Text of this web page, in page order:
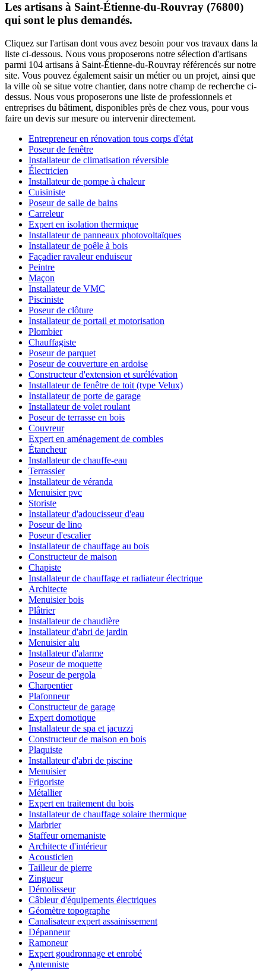
Les artisans à Saint-Étienne-du-Rouvray (76800)
qui sont le plus demandés.
Cliquez sur l'artisan dont vous avez besoin pour vos travaux dans la
liste ci-dessous. Nous vous proposerons notre sélection d'artisans
parmi 104 artisans à Saint-Étienne-du-Rouvray référencés sur notre
site. Vous pouvez également saisir un métier ou un projet, ainsi que
la ville où se situe votre chantier, dans notre champ de recherche ci-
dessus. Nous vous proposerons une liste de professionnels et
entreprises du bâtiment, disponibles près de chez vous, pour vous
faire un devis sur mesure ou intervenir directement.
Entrepreneur en rénovation tous corps d'état
Poseur de fenêtre
Installateur de climatisation réversible
Électricien
Installateur de pompe à chaleur
Cuisiniste
Poseur de salle de bains
Carreleur
Expert en isolation thermique
Installateur de panneaux photovoltaïques
Installateur de poêle à bois
Façadier ravaleur enduiseur
Peintre
Maçon
Installateur de VMC
Pisciniste
Poseur de clôture
Installateur de portail et motorisation
Plombier
Chauffagiste
Poseur de parquet
Poseur de couverture en ardoise
Constructeur d'extension et surélévation
Installateur de fenêtre de toit (type Velux)
Installateur de porte de garage
Installateur de volet roulant
Poseur de terrasse en bois
Couvreur
Expert en aménagement de combles
Étancheur
Installateur de chauffe-eau
Terrassier
Installateur de véranda
Menuisier pvc
Storiste
Installateur d'adoucisseur d'eau
Poseur de lino
Poseur d'escalier
Installateur de chauffage au bois
Constructeur de maison
Chapiste
Installateur de chauffage et radiateur électrique
Architecte
Menuisier bois
Plâtrier
Installateur de chaudière
Installateur d'abri de jardin
Menuisier alu
Installateur d'alarme
Poseur de moquette
Poseur de pergola
Charpentier
Plafonneur
Constructeur de garage
Expert domotique
Installateur de spa et jacuzzi
Constructeur de maison en bois
Plaquiste
Installateur d'abri de piscine
Menuisier
Frigoriste
Métallier
Expert en traitement du bois
Installateur de chauffage solaire thermique
Marbrier
Staffeur ornemaniste
Architecte d'intérieur
Acousticien
Tailleur de pierre
Zingueur
Démolisseur
Câbleur d'équipements électriques
Géomètre topographe
Canalisateur expert assainissement
Dépanneur
Ramoneur
Expert goudronnage et enrobé
Antenniste